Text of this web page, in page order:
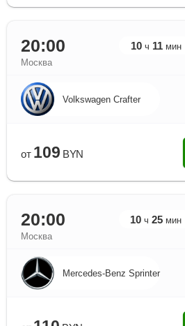
20:00 10 ч 11 мин
Москва
Volkswagen Сrafter
от 109 BYN
20:00 10 ч 25 мин
Москва
Mercedes-Benz Sprinter